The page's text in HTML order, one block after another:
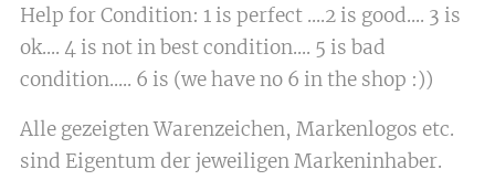
Help for Condition: 1 is perfect ....2 is good.... 3 is
ok.... 4 is not in best condition.... 5 is bad
condition..... 6 is (we have no 6 in the shop :))
Alle gezeigten Warenzeichen, Markenlogos etc.
sind Eigentum der jeweiligen Markeninhaber.